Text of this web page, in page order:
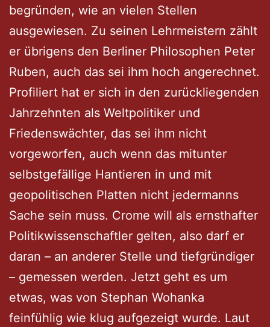
begründen, wie an vielen Stellen
ausgewiesen. Zu seinen Lehrmeistern zählt
er übrigens den Berliner Philosophen Peter
Ruben, auch das sei ihm hoch angerechnet.
Profiliert hat er sich in den zurückliegenden
Jahrzehnten als Weltpolitiker und
Friedenswächter, das sei ihm nicht
vorgeworfen, auch wenn das mitunter
selbstgefällige Hantieren in und mit
geopolitischen Platten nicht jedermanns
Sache sein muss. Crome will als ernsthafter
Politikwissenschaftler gelten, also darf er
daran – an anderer Stelle und tiefgründiger
– gemessen werden. Jetzt geht es um
etwas, was von Stephan Wohanka
feinfühlig wie klug aufgezeigt wurde. Laut